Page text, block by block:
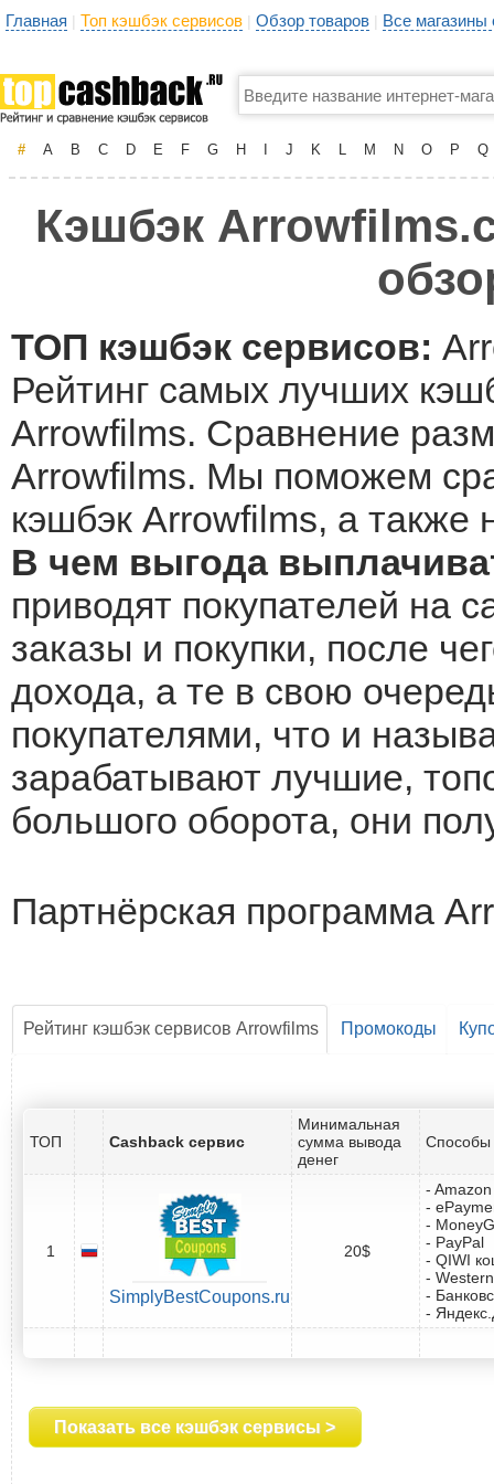
Главная | Топ кэшбэк сервисов | Обзор товаров | Все
# A B C D E F G H J K L M N O P Q
Кэшбэк
ТОП кэшбэк сервисов:
Рейтинг самых лучших
Arrowfilms. Сравнение
Arrowfilms. Мы поможем
кэшбэк Arrowfilms, а также
В чем выгода
приводят покупателей на
заказы и покупки, после
дохода, а те в свою
покупателями, что и
зарабатывают лучшие,
большого оборота, они
Партнёрская программа
Рейтинг кэшбэк сервисов Arrowfilms Промокоды
ТОП Cashback сервис
Минимальная
сумма вывода
денег
Способы
1
SimplyBestCoupons.ru
20$
-
-
-
- PayPal
- QIWI
-
-
-
Показать все кэшбэк сервисы >